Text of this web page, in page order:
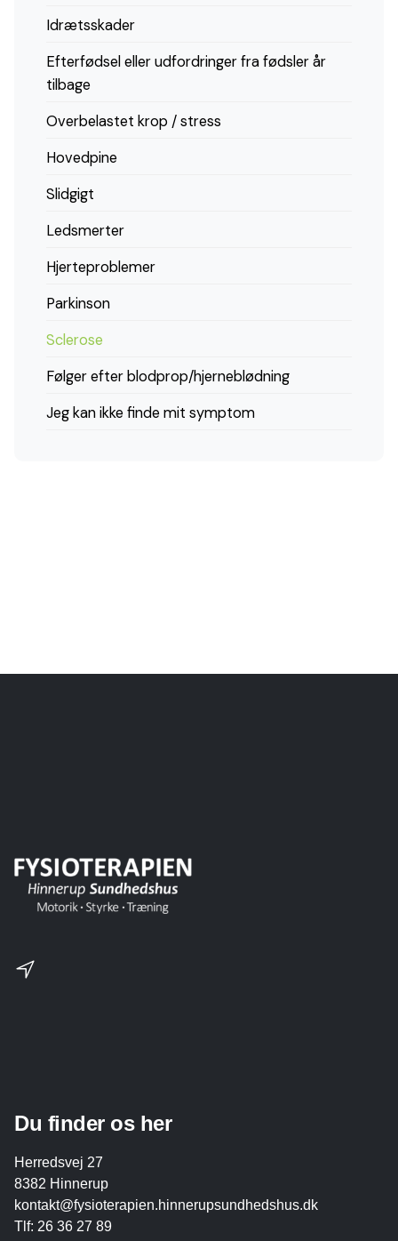
Idrætsskader
Efterfødsel eller udfordringer fra fødsler år
tilbage
Overbelastet krop / stress
Hovedpine
Slidgigt
Ledsmerter
Hjerteproblemer
Parkinson
Sclerose
Følger efter blodprop/hjerneblødning
Jeg kan ikke finde mit symptom
Du finder os her
Herredsvej 27
8382 Hinnerup
kontakt@fysioterapien.hinnerupsundhedshus.dk
Tlf: 26 36 27 89